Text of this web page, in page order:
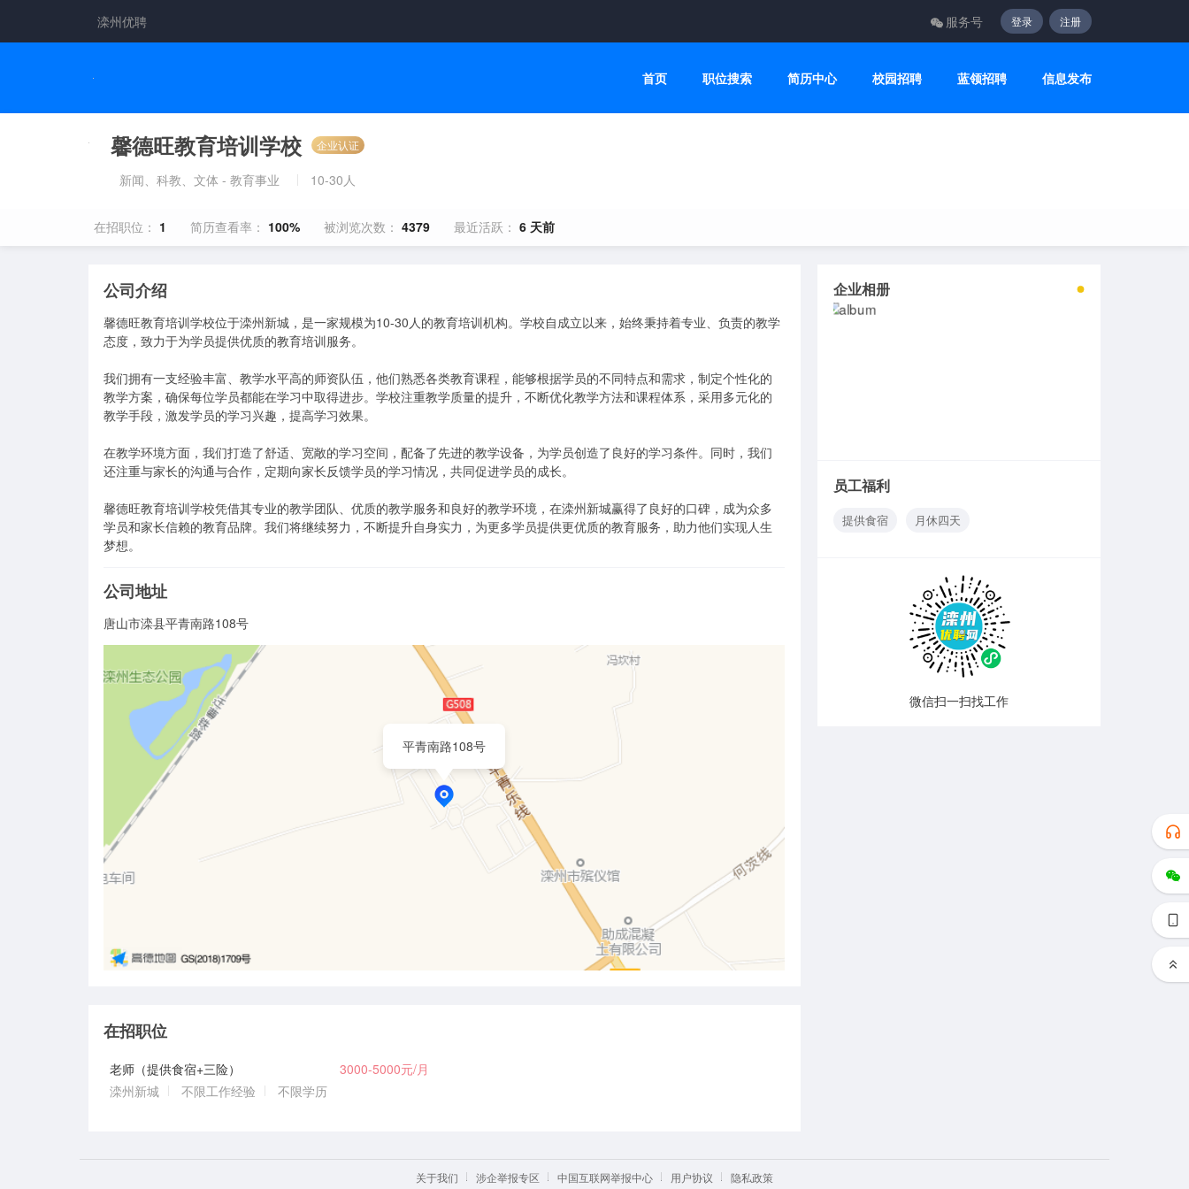
滦州优聘 服务号 登录 注册
首页 职位搜索 简历中心 校园招聘 蓝领招聘 信息发布
馨德旺教育培训学校 企业认证
新闻、科教、文体 - 教育事业 10-30人
在招职位： 1 简历查看率： 100% 被浏览次数： 4379 最近活跃： 6 天前
公司介绍
馨德旺教育培训学校位于滦州新城，是一家规模为10-30人的教育培训机构。学校自成立以来，始终秉持着专业、负责的教学
态度，致力于为学员提供优质的教育培训服务。
我们拥有一支经验丰富、教学水平高的师资队伍，他们熟悉各类教育课程，能够根据学员的不同特点和需求，制定个性化的
教学方案，确保每位学员都能在学习中取得进步。学校注重教学质量的提升，不断优化教学方法和课程体系，采用多元化的
教学手段，激发学员的学习兴趣，提高学习效果。
在教学环境方面，我们打造了舒适、宽敞的学习空间，配备了先进的教学设备，为学员创造了良好的学习条件。同时，我们
还注重与家长的沟通与合作，定期向家长反馈学员的学习情况，共同促进学员的成长。
馨德旺教育培训学校凭借其专业的教学团队、优质的教学服务和良好的教学环境，在滦州新城赢得了良好的口碑，成为众多
学员和家长信赖的教育品牌。我们将继续努力，不断提升自身实力，为更多学员提供更优质的教育服务，助力他们实现人生
梦想。
公司地址
唐山市滦县平青南路108号
平青南路108号
在招职位
老师（提供食宿+三险）
3000-5000元/月
滦州新城
不限工作经验 不限学历
企业相册 2
员工福利
提供食宿 月休四天
微信扫一扫找工作
关于我们 涉企举报专区 中国互联网举报中心 用户协议 隐私政策